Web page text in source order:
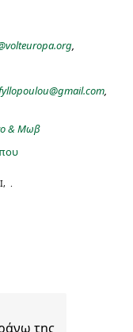
,
,
& Μωβ
,
της